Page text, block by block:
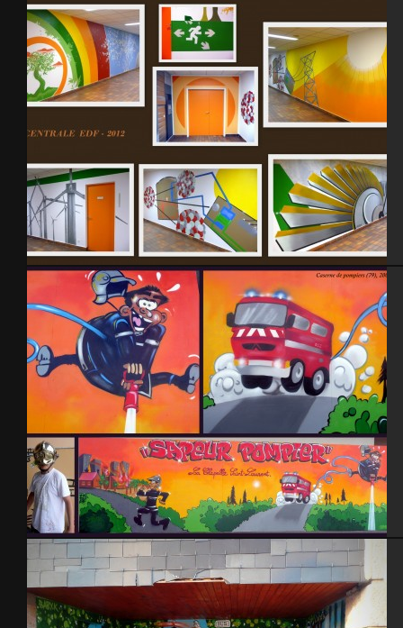
Maison de la presse 2010
EPR Flamanville – Centrale EDF 2012
Caserne pompiers